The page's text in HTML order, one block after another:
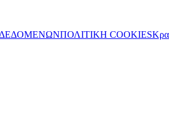
ΔΕΔΟΜΕΝΩΝΠΟΛΙΤΙΚΗ COOKIES